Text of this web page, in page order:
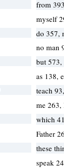
from
myself
do 357,
no man
but
as 138,
teach
me
which
Father
these
speak